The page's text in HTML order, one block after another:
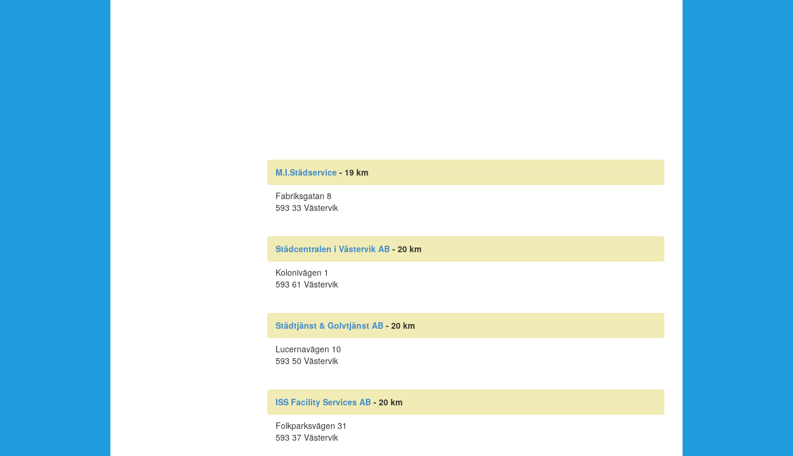
M.I.Städservice- 19 km
Fabriksgatan 8
593 33 Västervik
Städcentralen i Västervik AB- 20 km
Kolonivägen 1
593 61 Västervik
Städtjänst & Golvtjänst AB- 20 km
Lucernavägen 10
593 50 Västervik
ISS Facility Services AB- 20 km
Folkparksvägen 31
593 37 Västervik